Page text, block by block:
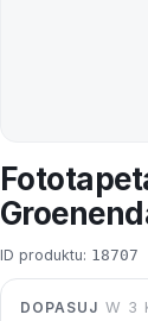
ID produktu: 18707
DOPASUJ W 3